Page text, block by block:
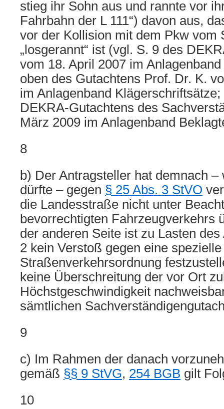
stieg ihr Sohn aus und rannte vor
Fahrbahn der L 111“) davon aus,
vor der Kollision mit dem Pkw vom
„losgerannt“ ist (vgl. S. 9 des
vom 18. April 2007 im
oben des Gutachtens Prof. Dr. K.
im Anlagenband
DEKRA-Gutachtens des
März 2009 im Anlagenband
8
b) Der Antragsteller hat demnach
dürfte – gegen § 25 Abs. 3 StVO
die Landesstraße nicht unter
bevorrechtigten Fahrzeugverkehrs
der anderen Seite ist zu Lasten
2 kein Verstoß gegen eine
Straßenverkehrsordnung
keine Überschreitung der vor Ort
Höchstgeschwindigkeit
sämtlichen
9
c) Im Rahmen der danach
gemäß §§ 9 StVG, 254 BGB gilt
10